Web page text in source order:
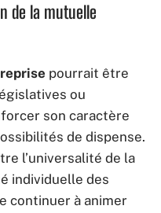
de la mutuelle
pourrait être
ou
son caractère
de dispense.
l’universalité de la
individuelle des
continuer à animer